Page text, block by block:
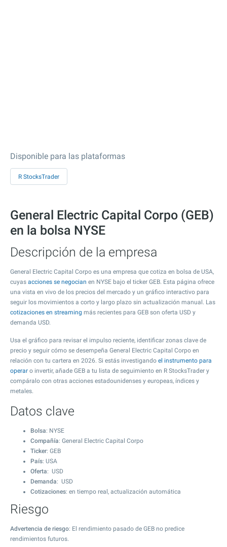
Disponible para las plataformas
R StocksTrader
General Electric Capital Corpo (GEB)
en la bolsa NYSE
Descripción de la empresa
General Electric Capital Corpo es una empresa que cotiza en bolsa de USA,
cuyas acciones se negocian en NYSE bajo el ticker GEB. Esta página ofrece
una vista en vivo de los precios del mercado y un gráfico interactivo para
seguir los movimientos a corto y largo plazo sin actualización manual. Las
cotizaciones en streaming más recientes para GEB son oferta USD y
demanda USD.
Usa el gráfico para revisar el impulso reciente, identificar zonas clave de
precio y seguir cómo se desempeña General Electric Capital Corpo en
relación con tu cartera en 2026. Si estás investigando el instrumento para
operar o invertir, añade GEB a tu lista de seguimiento en R StocksTrader y
compáralo con otras acciones estadounidenses y europeas, índices y
metales.
Datos clave
Bolsa: NYSE
Compañía: General Electric Capital Corpo
Ticker: GEB
País: USA
Oferta: USD
Demanda: USD
Cotizaciones: en tiempo real, actualización automática
Riesgo
Advertencia de riesgo: El rendimiento pasado de GEB no predice
rendimientos futuros.